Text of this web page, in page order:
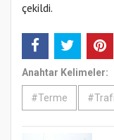
çekildi.
Anahtar Kelimeler:
#Terme